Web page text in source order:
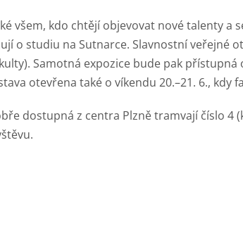
všem, kdo chtějí objevovat nové talenty a
o studiu na Sutnarce. Slavnostní veřejné
Samotná expozice bude pak přístupná
otevřena také o víkendu 20.–21. 6., kdy
dostupná z centra Plzně tramvají číslo 4